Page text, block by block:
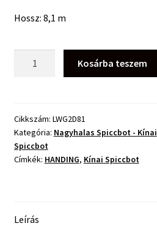
Hossz: 8,1 m
mennyiség
Kosárba teszem
Cikkszám: LWG2D81
Kategória: Nagyhalas Spiccbot - Kínai
Spiccbot
Címkék: HANDING, Kínai Spiccbot
Leírás